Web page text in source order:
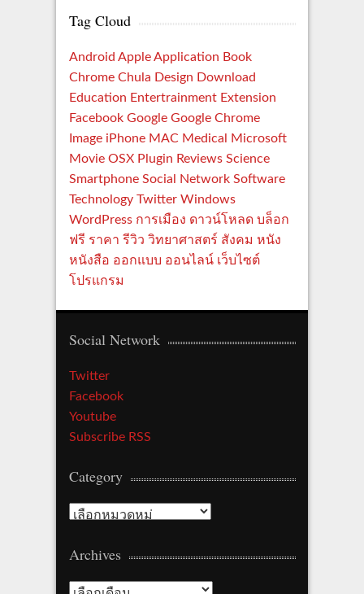
Tag Cloud
Android Apple Application Book
Chrome Chula Design Download
Education Entertrainment Extension
Facebook Google Google Chrome
Image iPhone MAC Medical
Microsoft
Movie OSX Plugin Reviews Science
Smartphone Social Network Software
Technology Twitter Windows
WordPress การเมือง ดาวน์โหลด บล็อก
ฟรี ราคา รีวิว วิทยาศาสตร์ สังคม หนัง
หนังสือ ออกแบบ ออนไลน์ เว็บไซต์
โปรแกรม
Social Network
Twitter
Facebook
Youtube
Subscribe RSS
Category
C
t
Archives
A